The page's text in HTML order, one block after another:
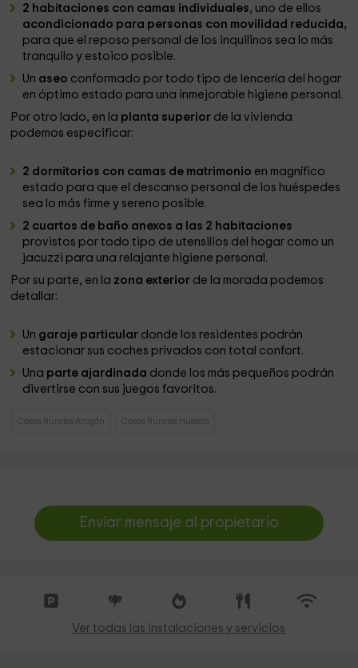
2 habitaciones con camas individuales, uno de ellos
acondicionado para personas con movilidad reducida,
para que el reposo personal de los inquilinos sea lo más
tranquilo y estoico posible.
Un aseo conformado por todo tipo de lencería del hogar
en óptimo estado para una inmejorable higiene personal.
Por otro lado, en la planta superior de la vivienda
podemos especificar:
2 dormitorios con camas de matrimonio en magnífico
estado para que el descanso personal de los huéspedes
sea lo más firme y sereno posible.
2 cuartos de baño anexos a las 2 habitaciones
provistos por todo tipo de utensilios del hogar como un
jacuzzi para una relajante higiene personal.
Por su parte, en la zona exterior de la morada podemos
detallar:
Un garaje particular donde los residentes podrán
estacionar sus coches privados con total confort.
Una parte ajardinada donde los más pequeños podrán
divertirse con sus juegos favoritos.
Casas Rurales Aragón Casas Rurales Huesca
Enviar mensaje al propietario
Ver todas las instalaciones y servicios